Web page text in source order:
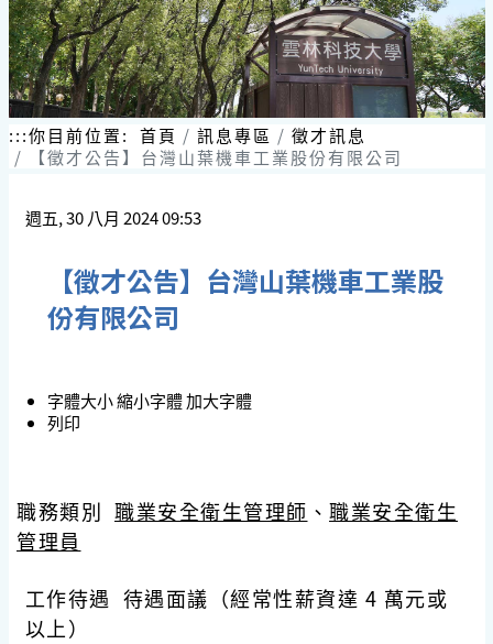
:::你目前位置: 首頁 訊息專區
徵才訊息
【徵才公告】台灣山葉機車工業股份有限公司
週五, 30 八月 2024 09:53
【徵才公告】台灣山葉機車工業股
份有限公司
字體大小縮小字體加大字體
列印
職務類別 職業安全衛生管理師 、 職業安全衛生
管理員
工作待遇 待遇面議（經常性薪資達 4 萬元或
以上）